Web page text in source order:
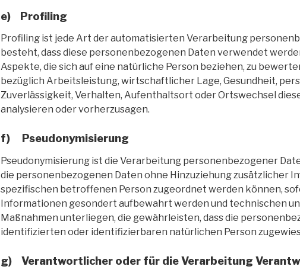
e) Profiling
Profiling ist jede Art der automatisierten Verarbeitung
besteht, dass diese personenbezogenen Daten verwendet
Aspekte, die sich auf eine natürliche Person beziehen, zu
bezüglich Arbeitsleistung, wirtschaftlicher Lage, Gesundheit,
Zuverlässigkeit, Verhalten, Aufenthaltsort oder Ortswechsel
analysieren oder vorherzusagen.
f) Pseudonymisierung
Pseudonymisierung ist die Verarbeitung personenbezogener
die personenbezogenen Daten ohne Hinzuziehung zusätzlicher
spezifischen betroffenen Person zugeordnet werden können,
Informationen gesondert aufbewahrt werden und technischen
Maßnahmen unterliegen, die gewährleisten, dass die
identifizierten oder identifizierbaren natürlichen Person
g) Verantwortlicher oder für die Verarbeitung